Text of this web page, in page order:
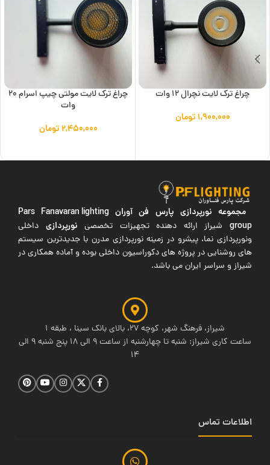
چراغ ترک لایت نچرال 12 وات
۱,۹۰۰,۰۰۰ تومان
چراغ ترک لایت مولتی چیپ اسرام 20
وات
۲,۴۵۰,۰۰۰تومان
مجموعه نورپردازی پارس فن آوران Pars Fanavaran lighting
groupشیراز ارائه دهنده تجهیزات تخصصی نورپردازی داخلی
ونورپردازی نما، پیشرو در زمینه نورپردازی مدرن با جدیدترین سیستم
های روشنایی در پروژه های دکوراسیون داخلی بوده و آماده همکاری در
شیراز و سراسر ایران می باشد.
شیراز، فرهنگ شهر، کوچه 27، بالای بانک سینا ، طبقه 1
ساعت کاری شیراز: شنبه تا چهارشنبه از ساعت 9 الی 18 پنج شنبه 9 الی
14
اطلاعات تماس